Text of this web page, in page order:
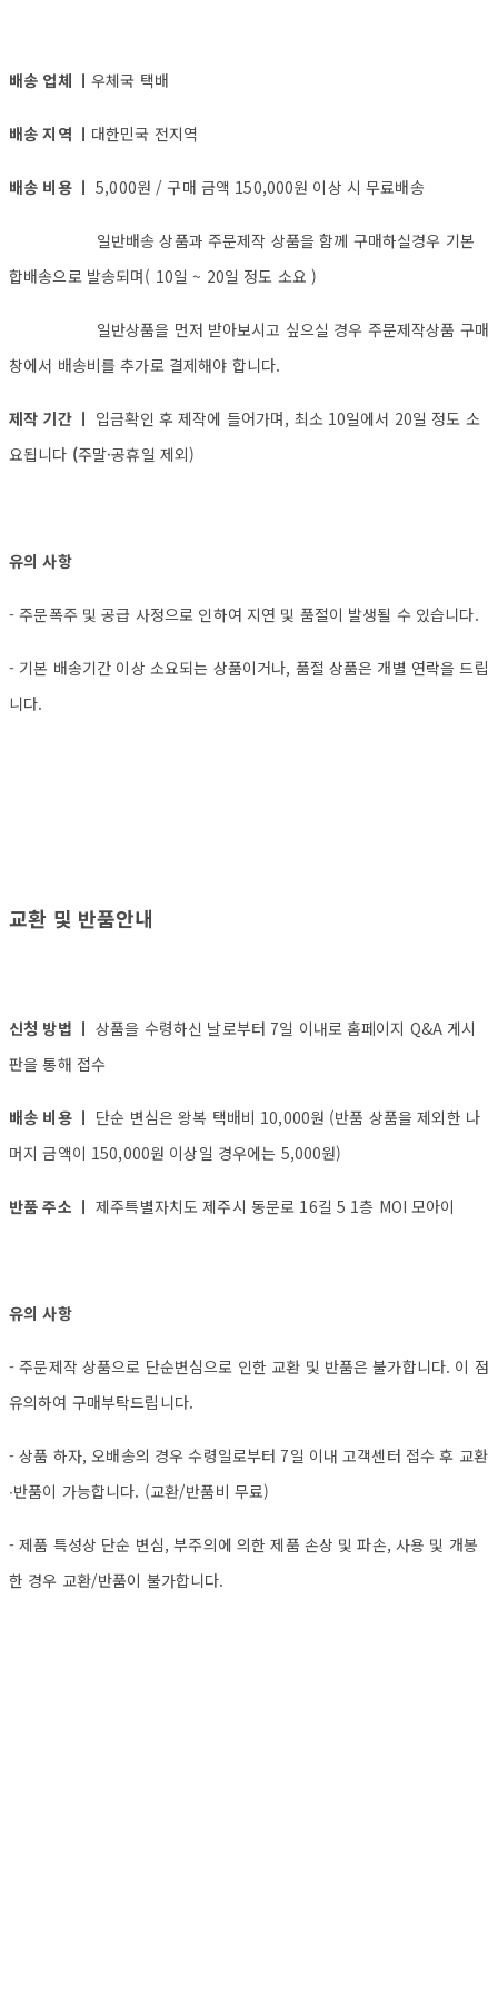
배송 업체 ㅣ 우체국 택배
배송 지역 ㅣ 대한민국 전지역
배송 비용 ㅣ5,000원 / 구매 금액 150,000원 이상 시 무료배송
일반배송 상품과 주문제작 상품을 함께 구매하실경우 기본
합배송으로 발송되며( 10일 ~ 20일 정도 소요 )
일반상품을 먼저 받아보시고 싶으실 경우 주문제작상품 구매
창에서 배송비를 추가로 결제해야 합니다.
제작 기간 ㅣ 입금확인 후 제작에 들어가며, 최소 10일에서 20일 정도 소
요됩니다 (주말·공휴일 제외)
유의 사항
- 주문폭주 및 공급 사정으로 인하여 지연 및 품절이 발생될 수 있습니다.
- 기본 배송기간 이상 소요되는 상품이거나, 품절 상품은 개별 연락을 드립
니다.
교환 및 반품안내
신청 방법 ㅣ상품을 수령하신 날로부터 7일 이내로 홈페이지 Q&A 게시
판을 통해 접수
배송 비용 ㅣ 단순 변심은 왕복 택배비 10,000원 (반품 상품을 제외한 나
머지 금액이 150,000원 이상일 경우에는 5,000원)
반품 주소 ㅣ제주특별자치도 제주시 동문로 16길 5 1층 MOI 모아이
유의 사항
- 주문제작 상품으로 단순변심으로 인한 교환 및 반품은 불가합니다. 이 점
유의하여 구매부탁드립니다.
- 상품 하자, 오배송의 경우 수령일로부터 7일 이내 고객센터 접수 후 교환
∙반품이 가능합니다. (교환/반품비 무료)
- 제품 특성상 단순 변심, 부주의에 의한 제품 손상 및 파손, 사용 및 개봉
한 경우 교환/반품이 불가합니다.